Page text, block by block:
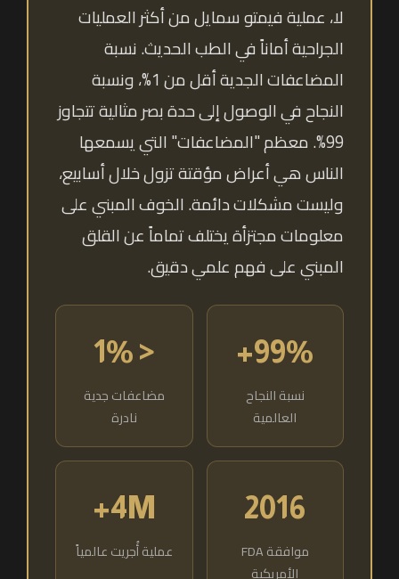
لا، عملية فيمتو سمايل من أكثر العمليات
الجراحية أماناً في الطب الحديث. نسبة
المضاعفات الجدية أقل من 1%، ونسبة
النجاح في الوصول إلى حدة بصر مثالية تتجاوز
99%. معظم "المضاعفات" التي يسمعها
الناس هي أعراض مؤقتة تزول خلال أسابيع،
وليست مشكلات دائمة. الخوف المبني على
معلومات مجتزأة يختلف تماماً عن القلق
المبني على فهم علمي دقيق.
99%+
نسبة النجاح
العالمية
< 1%
مضاعفات جدية
نادرة
2016
موافقة FDA
الأمريكية
4M+
عملية أُجريت عالمياً